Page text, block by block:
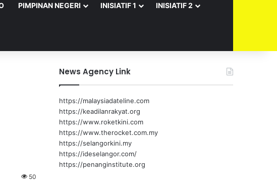
PIMPINAN NEGERI INISIATIF 1 INISIATIF 2
50
News Agency Link
https://malaysiadateline.com
https://keadilanrakyat.org
https://www.roketkini.com
https://www.therocket.com.my
https://selangorkini.my
https://ideselangor.com/
https://penanginstitute.org